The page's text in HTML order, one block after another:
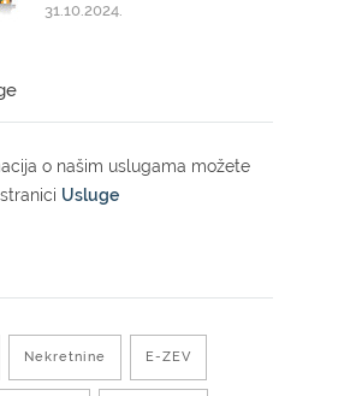
31.10.2024.
o našim uslugama možete
Usluge
Nekretnine E-ZEV